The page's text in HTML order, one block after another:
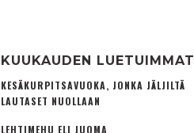
KUUKAUDEN LUETUIMMAT
KESÄKURPITSAVUOKA, JONKA JÄLJILTÄ
LAUTASET NUOLLAAN
LEHTIMEHU ELI JUOMA